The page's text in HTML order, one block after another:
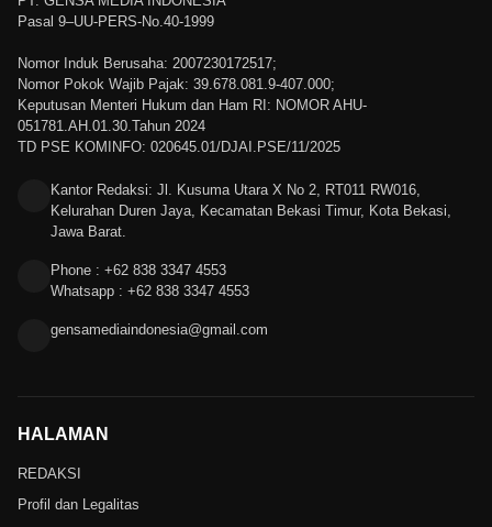
Pasal 9–UU-PERS-No.40-1999
Nomor Induk Berusaha: 2007230172517;
Nomor Pokok Wajib Pajak: 39.678.081.9-407.000;
Keputusan Menteri Hukum dan Ham RI: NOMOR AHU-
051781.AH.01.30.Tahun 2024
TD PSE KOMINFO: 020645.01/DJAI.PSE/11/2025
Kantor Redaksi: Jl. Kusuma Utara X No 2, RT011 RW016,
Kelurahan Duren Jaya, Kecamatan Bekasi Timur, Kota Bekasi,
Jawa Barat.
Phone : +62 838 3347 4553
Whatsapp : +62 838 3347 4553
gensamediaindonesia@gmail.com
HALAMAN
REDAKSI
Profil dan Legalitas